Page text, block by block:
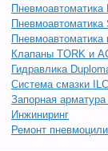
Пневмоавтоматика
Пневмоавтоматика
Клапаны TORK и
Гидравлика
Система смазки ILC
Запорная
Инжиниринг
Ремонт